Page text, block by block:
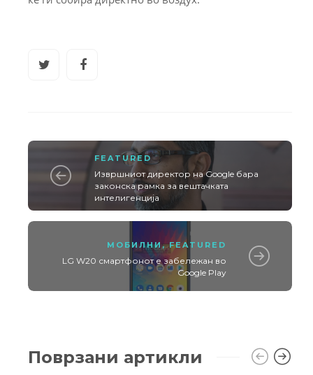
FEATURED
Извршниот директор на Google бара
законска рамка за вештачката
интелигенција
МОБИЛНИ,FEATURED
LG W20 смартфонот е забележан во
Google Play
Поврзани артикли